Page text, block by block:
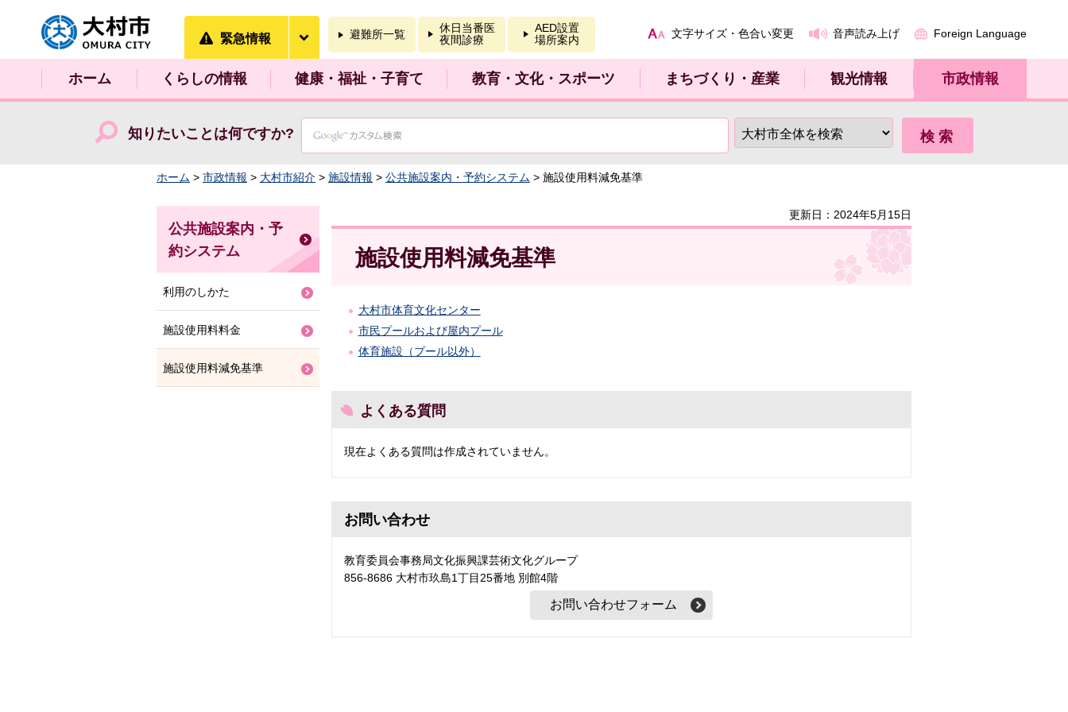
大村市
緊急情報 避難所一覧
休日当番医
夜間診療
AED設置
場所案内
文字サイズ・色合い変更 音声読み上げ Foreign Language
ホーム くらしの情報 健康・福祉・子育て 教育・文化・スポーツ まちづくり・産業 観光情報 市政情報
知りたいことは何ですか?
ホーム > 市政情報 > 大村市紹介 > 施設情報 > 公共施設案内・予約システム > 施設使用料減免基準
更新日：2024年5月15日
施設使用料減免基準
大村市体育文化センター
市民プールおよび屋内プール
体育施設（プール以外）
よくある質問
現在よくある質問は作成されていません。
お問い合わせ
教育委員会事務局文化振興課芸術文化グループ
856-8686 大村市玖島1丁目25番地 別館4階
公共施設案内・予
約システム
利用のしかた
施設使用料料金
施設使用料減免基準